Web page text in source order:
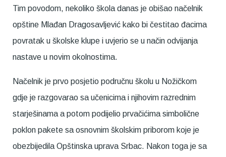
Tim povodom, nekoliko škola danas je obišao načelnik
opštine Mlađan Dragosavljević kako bi čestitao đacima
povratak u školske klupe i uvjerio se u način odvijanja
nastave u novim okolnostima.
Načelnik je prvo posjetio područnu školu u Nožičkom
gdje je razgovarao sa učenicima i njihovim razrednim
starješinama a potom podijelio prvačićima simbolične
poklon pakete sa osnovnim školskim priborom koje je
obezbijedila Opštinska uprava Srbac. Nakon toga je sa